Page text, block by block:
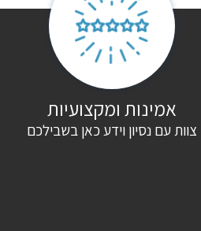
אמינות ומקצועיות
צוות עם נסיון וידע כאן בשבילכם